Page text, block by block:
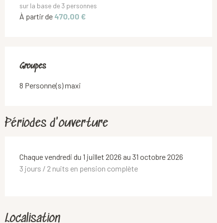
sur la base de 3 personnes
À partir de 470,00 €
Groupes
Groupes
8 Personne(s) maxi
Périodes d'ouverture
Chaque vendredi du 1 juillet 2026 au 31 octobre 2026
3 jours / 2 nuits en pension complète
Localisation